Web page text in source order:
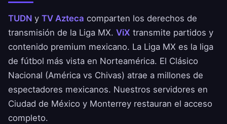
TUDN y TV Azteca comparten los derechos de
transmisión de la Liga MX. ViX transmite partidos y
contenido premium mexicano. La Liga MX es la liga
de fútbol más vista en Norteamérica. El Clásico
Nacional (América vs Chivas) atrae a millones de
espectadores mexicanos. Nuestros servidores en
Ciudad de México y Monterrey restauran el acceso
completo.